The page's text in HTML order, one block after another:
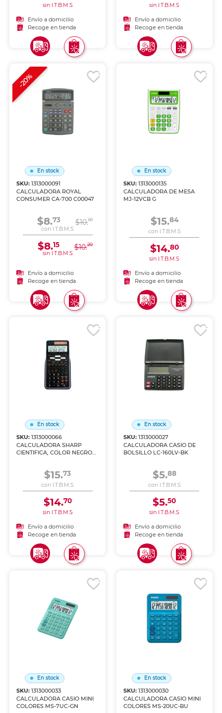
sin I.T.B.M.S
Envío a domicilio
Recoge en tienda
sin I.T.B.M.S
Envío a domicilio
Recoge en tienda
En stock
SKU:1313000091
CALCULADORA ROYAL
CONSUMER CA-700 C00047
$8.73 $10.91
con I.T.B.M.S
$8.15 $10.20
sin I.T.B.M.S
Envío a domicilio
Recoge en tienda
-20%
En stock
SKU: 1313000135
CALCULADORA DE MESA
MJ-12VCB G
$15.84
con I.T.B.M.S
$14.80
sin I.T.B.M.S
Envío a domicilio
Recoge en tienda
En stock
SKU:1313000066
CALCULADORA SHARP
CIENTIFICA, COLOR NEGRO
$15.73
con I.T.B.M.S
$14.70
sin I.T.B.M.S
Envío a domicilio
Recoge en tienda
En stock
SKU: 1313000027
CALCULADORA CASIO DE
BOLSILLO LC-160LV-BK
$5.88
con I.T.B.M.S
$5.50
sin I.T.B.M.S
Envío a domicilio
Recoge en tienda
En stock
SKU:1313000033
CALCULADORA CASIO MINI
COLORES MS-7UC-GN
En stock
SKU: 1313000030
CALCULADORA CASIO MINI
COLORES MS-20UC-BU